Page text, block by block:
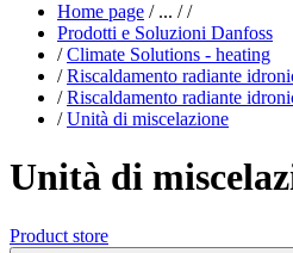
Home page /... / /
Prodotti e Soluzioni Danfoss
/ Climate Solutions - heating
/ Riscaldamento radiante
/ Riscaldamento radiante
/ Unità di miscelazione
Unità di
Product store